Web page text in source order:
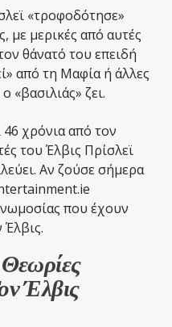
«τροφοδότησε»
με μερικές από αυτές
θάνατό του επειδή
από τη Μαφία ή άλλες
«βασιλιάς» ζει.
χρόνια από τον
του Έλβις Πρίσλεϊ
Αν ζούσε σήμερα
που έχουν
Έλβις.
Έλβις